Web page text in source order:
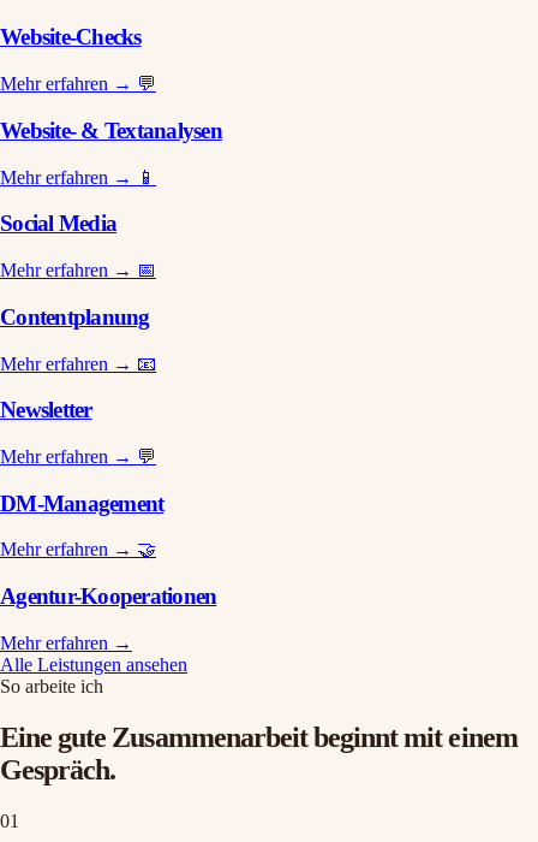
Website-Checks
Mehr erfahren → 💬
Website- & Textanalysen
Mehr erfahren → 📱
Social Media
Mehr erfahren → 📅
Contentplanung
Mehr erfahren → 📧
Newsletter
Mehr erfahren → 💬
DM-Management
Mehr erfahren → 🤝
Agentur-Kooperationen
Mehr erfahren →
Alle Leistungen ansehen
So arbeite ich
Eine gute Zusammenarbeit beginnt mit einem
Gespräch.
01